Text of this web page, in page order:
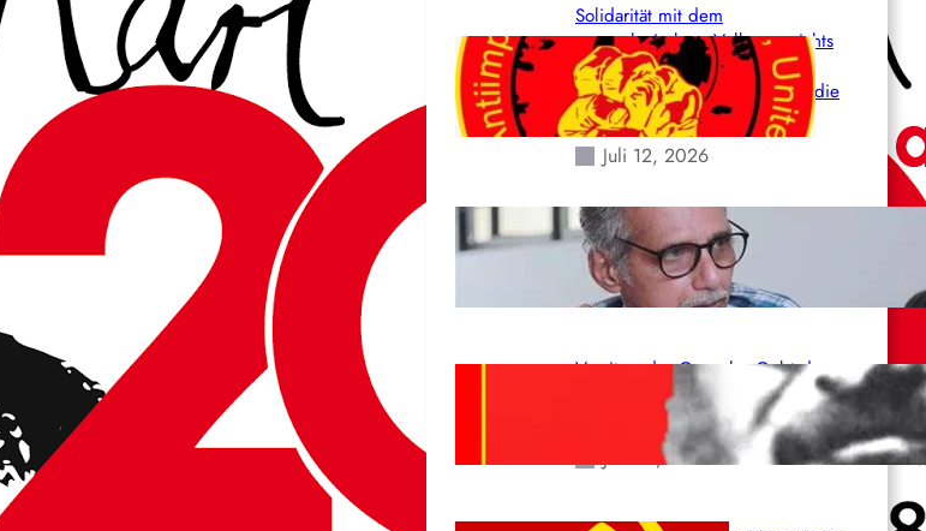
Solidarität mit dem
venezolanischem Volk angesichts
der verlorenen Leben und der
katastrophalen Situation durch die
Erdbeben des 24. Juni!
Juli 12, 2026
Indien: „Die Politik der
Kapitulation“ von K. Murali (Ajith)
Juli 1, 2026
Vorsitzender Gonzalo: Gebt das
Leben für die Partei und die
Juni 19, 2026